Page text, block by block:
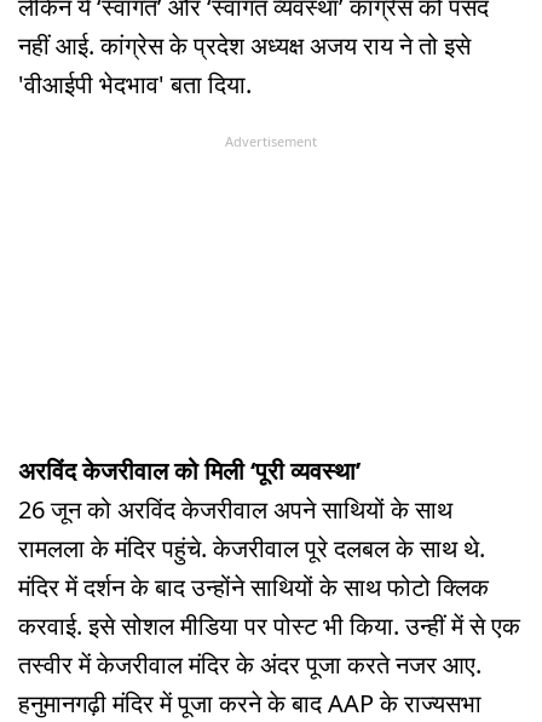
नहीं आई. कांग्रेस के प्रदेश अध्यक्ष अजय राय ने तो इसे
'वीआईपी भेदभाव' बता दिया.
Advertisement
अरविंद केजरीवाल को मिली ‘पूरी व्यवस्था’
26 जून को अरविंद केजरीवाल अपने साथियों के साथ
रामलला के मंदिर पहुंचे. केजरीवाल पूरे दलबल के साथ थे.
मंदिर में दर्शन के बाद उन्होंने साथियों के साथ फोटो क्लिक
करवाई. इसे सोशल मीडिया पर पोस्ट भी किया. उन्हीं में से एक
तस्वीर में केजरीवाल मंदिर के अंदर पूजा करते नजर आए.
हनुमानगढ़ी मंदिर में पूजा करने के बाद AAP के राज्यसभा